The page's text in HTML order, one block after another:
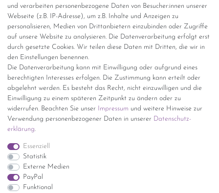
und verarbeiten personenbezogene Daten von Besucher:innen unserer
Webseite (z.B. IP-Adresse), um z.B. Inhalte und Anzeigen zu
personalisieren, Medien von Drittanbietern einzubinden oder Zugriffe
auf unsere Website zu analysieren. Die Datenverarbeitung erfolgt erst
durch gesetzte Cookies. Wir teilen diese Daten mit Dritten, die wir in
den Einstellungen benennen.
Die Datenverarbeitung kann mit Einwilligung oder aufgrund eines
berechtigten Interesses erfolgen. Die Zustimmung kann erteilt oder
abgelehnt werden. Es besteht das Recht, nicht einzuwilligen und die
Einwilligung zu einem späteren Zeitpunkt zu ändern oder zu
widerrufen. Beachten Sie unser Impressum und weitere Hinweise zur
Verwendung personenbezogener Daten in unserer Daten­schutz­
erklärung.
Essenziell
Statistik
Externe Medien
PayPal
Funktional
Versandinformationen
Versand per GLS (6,90 Euro) oder DHL (8,49 Euro ) inkl. MwSt.
(innerhalb Deutschlands)
kostenfreie Lieferung ab 150 Euro Warenwert (innerhalb
Deutschlands)
Übersicht Internationale Versandkosten
Wir kaufen an
Sie haben zuviel Porzellan im Schrank? Gerne kaufen wir dieses an.
Einfach unverbindliches Angebot anfordern.
*Endpreis inkl. MwSt. (Dieser Artikel unterliegt gem. § 25a
UStG der Differenzbesteuerung, ein Ausweis der
Mehrwertsteuer auf der Rechnung erfolgt nicht.)